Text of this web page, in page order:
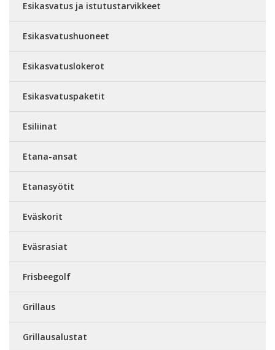
Esikasvatus ja istutustarvikkeet
Esikasvatushuoneet
Esikasvatuslokerot
Esikasvatuspaketit
Esiliinat
Etana-ansat
Etanasyötit
Eväskorit
Eväsrasiat
Frisbeegolf
Grillaus
Grillausalustat